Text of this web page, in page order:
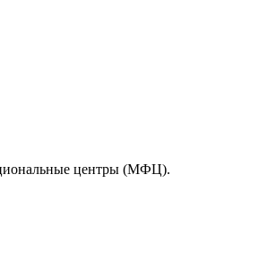
центры (МФЦ).